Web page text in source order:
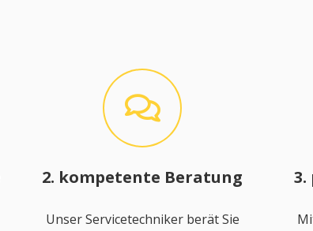
2. kompetente Beratung
Unser Servicetechniker berät Sie